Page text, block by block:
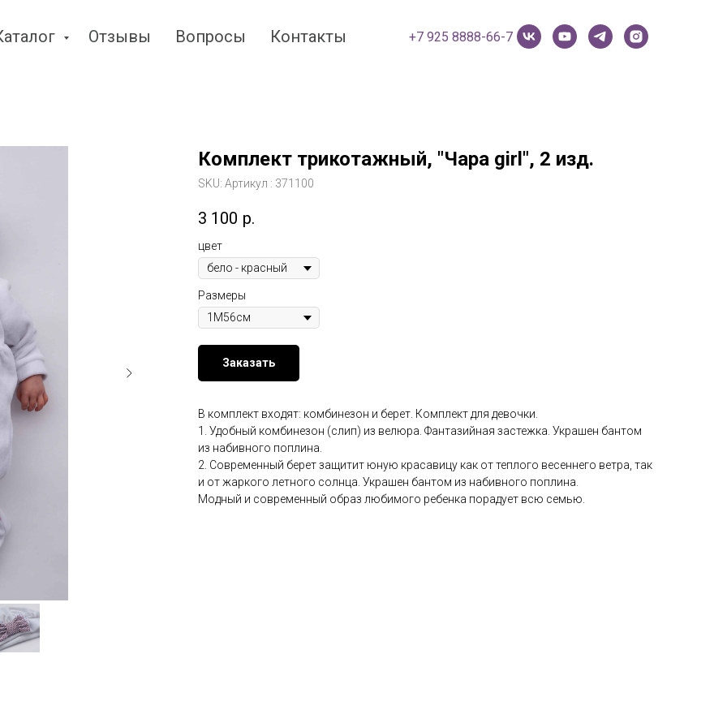
Отзывы Вопросы Контакты +7 925 8888-66-7
Комплект трикотажный, "Чара girl", 2 изд.
SKU: Артикул : 371100
3 100 р.
цвет
Размеры
Заказать
В комплект входят: комбинезон и берет. Комплект для девочки.
1. Удобный комбинезон (слип) из велюра. Фантазийная застежка. Украшен бантом
из набивного поплина.
2. Современный берет защитит юную красавицу как от теплого весеннего ветра, так
и от жаркого летного солнца. Украшен бантом из набивного поплина.
Модный и современный образ любимого ребенка порадует всю семью.